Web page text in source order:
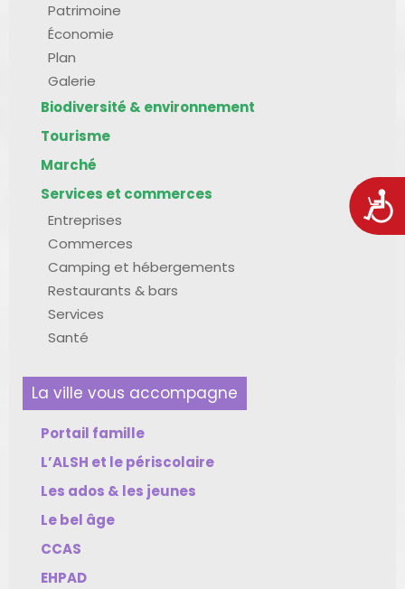
Patrimoine
Économie
Plan
Galerie
Biodiversité & environnement
Tourisme
Marché
Services et commerces
Entreprises
Commerces
Camping et hébergements
Restaurants & bars
Services
Santé
La ville vous accompagne
Portail famille
L’ALSH et le périscolaire
Les ados & les jeunes
Le bel âge
CCAS
EHPAD